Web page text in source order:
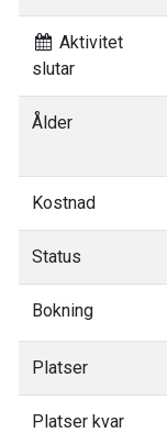
Aktivitet
slutar
Ålder
Kostnad
Status
Bokning
Platser
Platser kvar